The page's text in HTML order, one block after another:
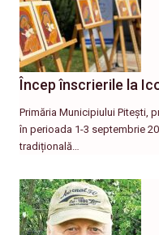
Încep înscrierile la
Primăria Municipiului Pitești,
în perioada 1-3 septembrie
tradițională…